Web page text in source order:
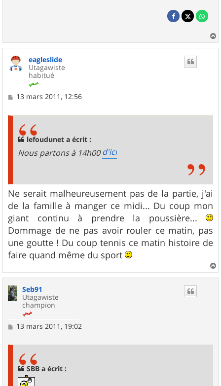
a
eagleslide
Utagawiste
habitué
M13 mars 2011, 12:56
lefoudunet a écrit :
Nous partons à 14h00d'ici
Ne serait malheureusement pas de la partie, j'ai
de la famille à manger ce midi... Du coup mon
giant continu à prendre la poussière...
Dommage de ne pas avoir rouler ce matin, pas
une goutte ! Du coup tennis ce matin histoire de
faire quand même du sport
a
Seb91
Utagawiste
champion
M13 mars 2011, 19:02
SBB a écrit :